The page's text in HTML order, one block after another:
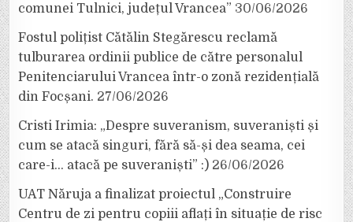
comunei Tulnici, județul Vrancea” 30/06/2026
Fostul polițist Cătălin Stegărescu reclamă
tulburarea ordinii publice de către personalul
Penitenciarului Vrancea într-o zonă rezidențială
din Focșani. 27/06/2026
Cristi Irimia: „Despre suveranism, suveraniști și
cum se atacă singuri, fără să-și dea seama, cei
care-i… atacă pe suveraniști” :) 26/06/2026
UAT Năruja a finalizat proiectul „Construire
Centru de zi pentru copiii aflați în situație de risc